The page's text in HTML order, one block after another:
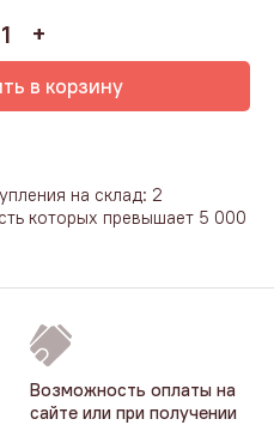
в корзину
на склад: 2
которых превышает 5 000
Возможность оплаты на
сайте или при получении